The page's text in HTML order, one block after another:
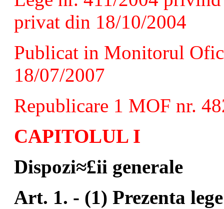
privat din 18/10/2004
Publicat in Monitorul
18/07/2007
Republicare 1 MOF nr.
CAPITOLUL I
Dispozi≈£ii generale
Art. 1. - (1) Prezenta